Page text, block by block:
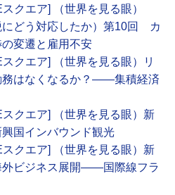
スクエア] （世界を見る眼）
にどう対応したか）第10回 カ
変遷と雇用不安
スクエア] （世界を見る眼）リ
務はなくなるか？――集積経済
スクエア] （世界を見る眼）新
国インバウンド観光
スクエア] （世界を見る眼）新
外ビジネス展開――国際線フラ